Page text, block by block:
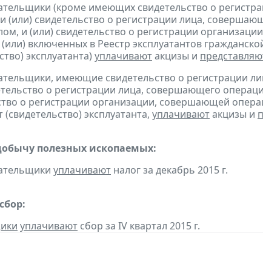
(кроме имеющих свидетельство о
(или) свидетельство о регистрации лица,
и (или) свидетельство о регистрации
включенных в Реестр эксплуатантов
эксплуатанта) уплачиваютакцизы и
имеющие свидетельство о регистрации
о регистрации лица, совершающего
о регистрации организации, совершающей
(свидетельство) эксплуатанта, уплачиваютакцизы и
полезных ископаемых:
уплачивают налог за декабрь 2015 г.
уплачивают сбор за IV квартал 2015 г.